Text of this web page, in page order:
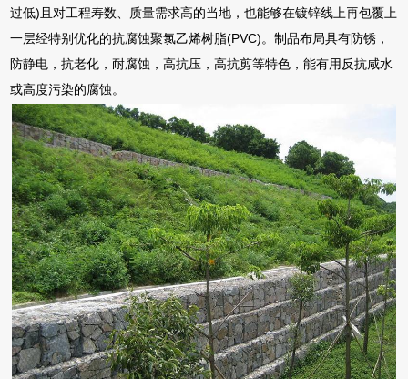
过低)且对工程寿数、质量需求高的当地，也能够在镀锌线上再包覆上
一层经特别优化的抗腐蚀聚氯乙烯树脂(PVC)。制品布局具有防锈，
防静电，抗老化，耐腐蚀，高抗压，高抗剪等特色，能有用反抗咸水
或高度污染的腐蚀。